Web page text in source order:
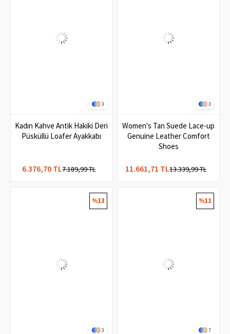
3
Kadın Kahve Antik Hakiki Deri
Püsküllü Loafer Ayakkabı
6.376,70 TL7.189,99 TL
3
Women's Tan Suede Lace-up
Genuine Leather Comfort
Shoes
11.661,71 TL13.339,99 TL
3
%13
7
%11